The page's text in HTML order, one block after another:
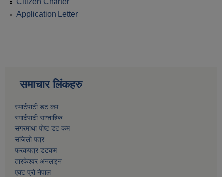
Citizen Charter
Application Letter
समाचार लिंकहरु
स्मार्टपाटी डट कम
स्मार्टपाटी साप्ताहिक
सगरमाथा पोष्ट डट कम
सजिलो पत्र
फरकपत्र डटकम
तारकेश्वर अनलाइन
एक्ट प्रो नेपाल